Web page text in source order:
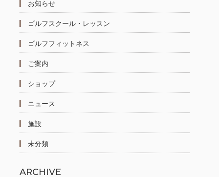
お知らせ
ゴルフスクール・レッスン
ゴルフフィットネス
ご案内
ショップ
ニュース
施設
未分類
ARCHIVE